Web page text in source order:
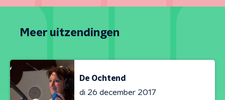
Meer uitzendingen
De Ochtend
di 26 december 2017